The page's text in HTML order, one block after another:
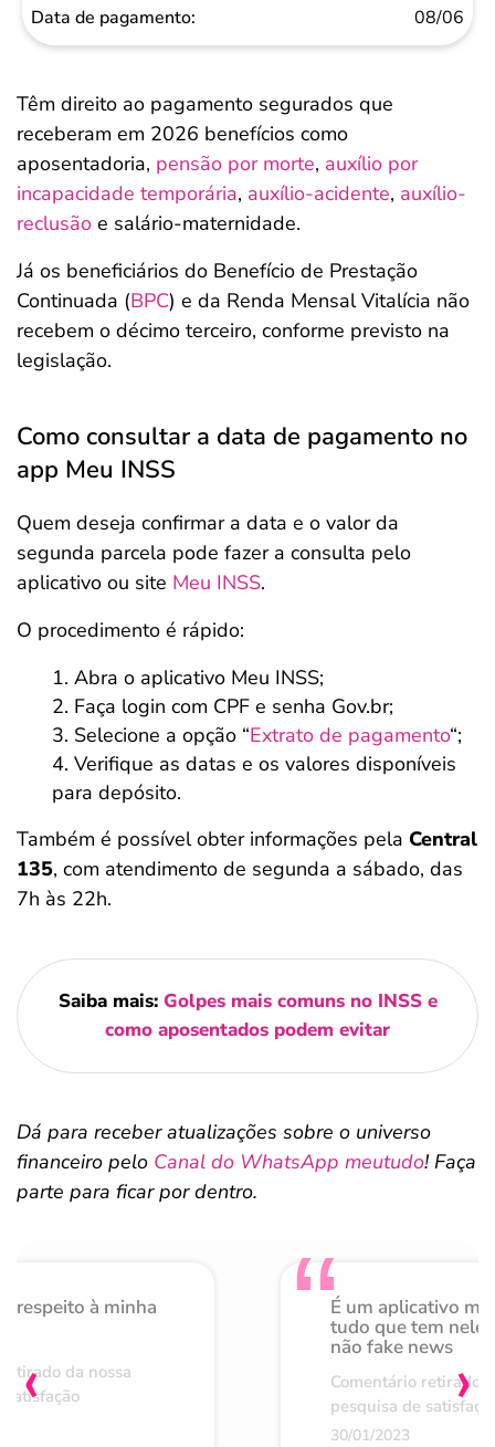
08/06
Têm direito ao pagamento segurados que
receberam em 2026 benefícios como
aposentadoria, pensão por morte, auxílio por
incapacidade temporária, auxílio-acidente, auxílio-
reclusão e salário-maternidade.
Já os beneficiários do Benefício de Prestação
Continuada (BPC) e da Renda Mensal Vitalícia não
recebem o décimo terceiro, conforme previsto na
legislação.
Como consultar a data de pagamento no
app Meu INSS
Quem deseja confirmar a data e o valor da
segunda parcela pode fazer a consulta pelo
aplicativo ou site Meu INSS.
O procedimento é rápido:
Abra o aplicativo Meu INSS;
Faça login com CPF e senha Gov.br;
Selecione a opção “Extrato de pagamento“;
Verifique as datas e os valores disponíveis
para depósito.
Também é possível obter informações pela Central
135, com atendimento de segunda a sábado, das
7h às 22h.
Saiba mais: Golpes mais comuns no INSS e
como aposentados podem evitar
Dá para receber atualizações sobre o universo
financeiro pelo Canal do WhatsApp meutudo! Faça
parte para ficar por dentro.
respeito à minha
da nossa
É um aplicativo
tudo que tem nele
não fake news
Comentário retirado
pesquisa de
30/01/2023
‹ ›